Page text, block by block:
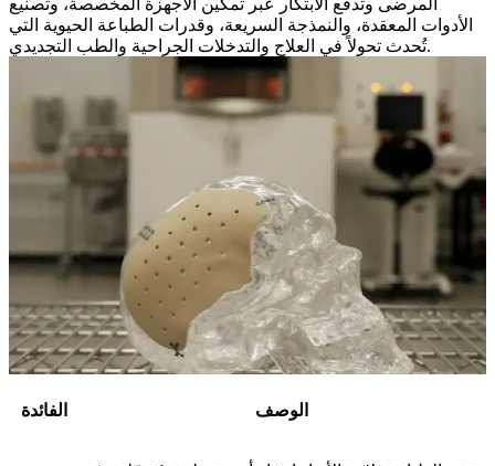
المرضى وتدفع الابتكار عبر تمكين الأجهزة المخصصة، وتصنيع
الأدوات المعقدة، والنمذجة السريعة، وقدرات الطباعة الحيوية التي
تُحدث تحولاً في العلاج والتدخلات الجراحية والطب التجديدي.
الفائدة الوصف